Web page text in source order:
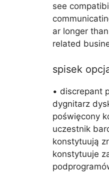
see
ar longer
related
spisek
• discrepant
dygnitarz
poświęcony
uczestnik
konstytuują
konstytuuje